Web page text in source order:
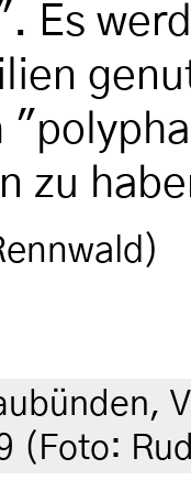
Es
zu
(Foto: